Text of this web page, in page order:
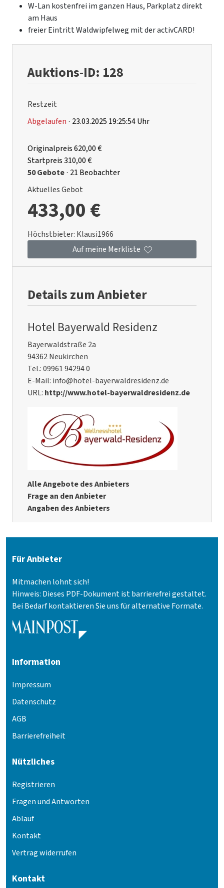
W-Lan kostenfrei im ganzen Haus, Parkplatz direkt
am Haus
freier Eintritt Waldwipfelweg mit der activCARD!
Auktions-ID: 128
Restzeit
Abgelaufen · 23.03.2025 19:25:54 Uhr
Originalpreis620,00 €
Startpreis310,00 €
50 Gebote· 21 Beobachter
Aktuelles Gebot
433,00 €
Höchstbieter: Klausi1966
Auf meine Merkliste
Details zum Anbieter
Hotel Bayerwald Residenz
Bayerwaldstraße 2a
94362 Neukirchen
Tel.: 09961 94294 0
E-Mail: info@hotel-bayerwaldresidenz.de
URL: http://www.hotel-bayerwaldresidenz.de
Alle Angebote des Anbieters
Frage an den Anbieter
Angaben des Anbieters
Für Anbieter
Mitmachen lohnt sich!
Hinweis: Dieses PDF-Dokument ist barrierefrei gestaltet.
Bei Bedarf kontaktieren Sie uns für alternative Formate.
Information
Impressum
Datenschutz
AGB
Barrierefreiheit
Nützliches
Registrieren
Fragen und Antworten
Ablauf
Kontakt
Vertrag widerrufen
Kontakt